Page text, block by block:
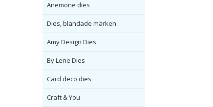
Anemone dies
Dies, blandade märken
Amy Design Dies
By Lene Dies
Card deco dies
Craft & You